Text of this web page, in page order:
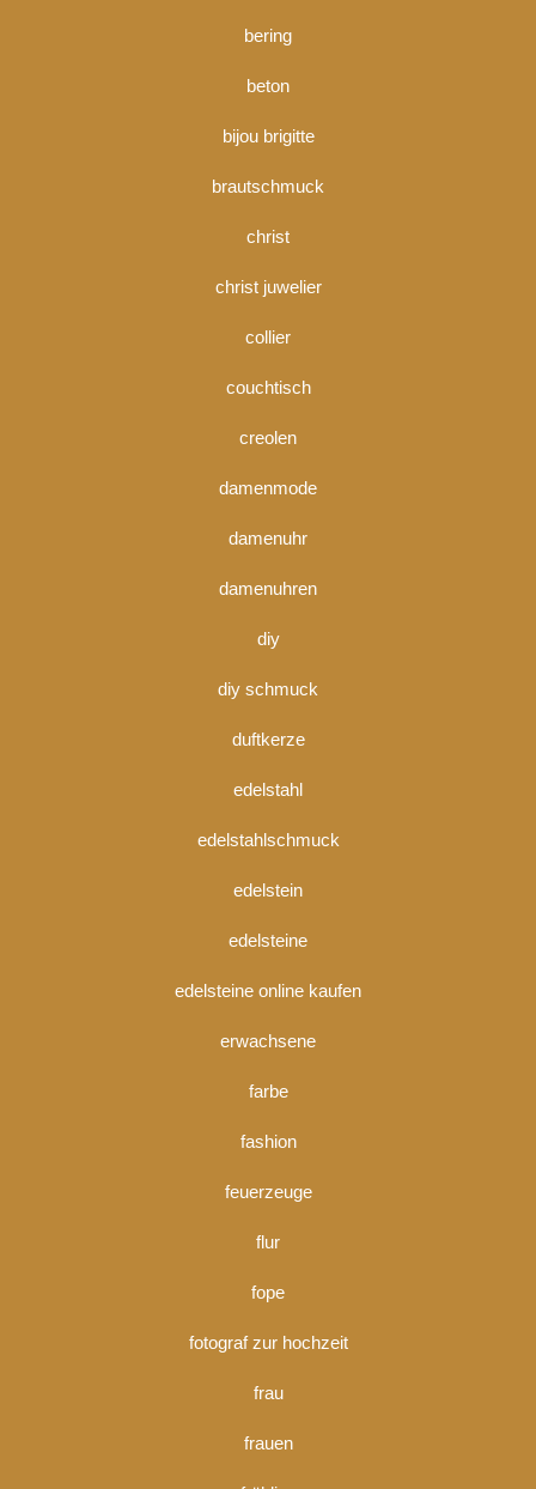
bering
beton
bijou brigitte
brautschmuck
christ
christ juwelier
collier
couchtisch
creolen
damenmode
damenuhr
damenuhren
diy
diy schmuck
duftkerze
edelstahl
edelstahlschmuck
edelstein
edelsteine
edelsteine online kaufen
erwachsene
farbe
fashion
feuerzeuge
flur
fope
fotograf zur hochzeit
frau
frauen